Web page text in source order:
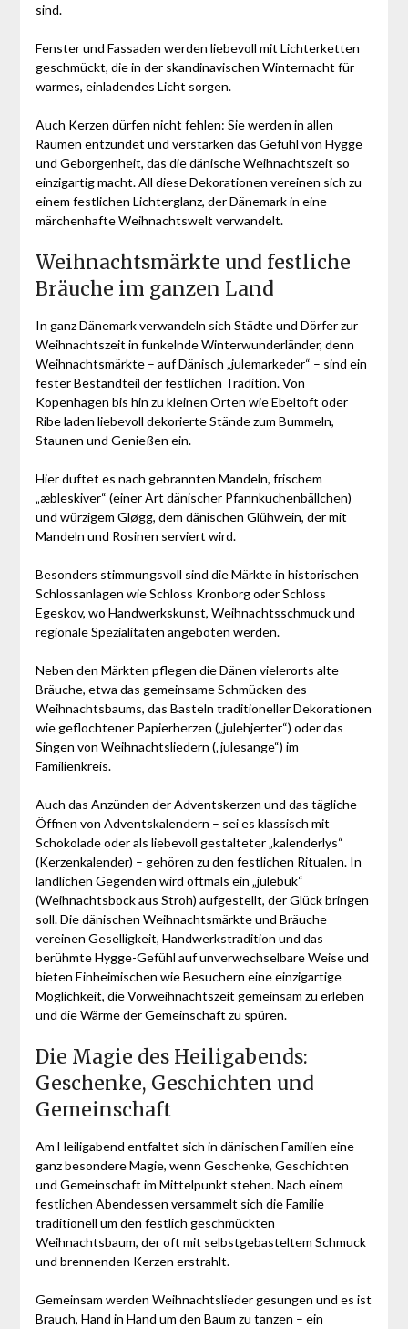
sind.
Fenster und Fassaden werden liebevoll mit Lichterketten
geschmückt, die in der skandinavischen Winternacht für
warmes, einladendes Licht sorgen.
Auch Kerzen dürfen nicht fehlen: Sie werden in allen
Räumen entzündet und verstärken das Gefühl von Hygge
und Geborgenheit, das die dänische Weihnachtszeit so
einzigartig macht. All diese Dekorationen vereinen sich zu
einem festlichen Lichterglanz, der Dänemark in eine
märchenhafte Weihnachtswelt verwandelt.
Weihnachtsmärkte und festliche
Bräuche im ganzen Land
In ganz Dänemark verwandeln sich Städte und Dörfer zur
Weihnachtszeit in funkelnde Winterwunderländer, denn
Weihnachtsmärkte – auf Dänisch „julemarkeder“ – sind ein
fester Bestandteil der festlichen Tradition. Von
Kopenhagen bis hin zu kleinen Orten wie Ebeltoft oder
Ribe laden liebevoll dekorierte Stände zum Bummeln,
Staunen und Genießen ein.
Hier duftet es nach gebrannten Mandeln, frischem
„æbleskiver“ (einer Art dänischer Pfannkuchenbällchen)
und würzigem Gløgg, dem dänischen Glühwein, der mit
Mandeln und Rosinen serviert wird.
Besonders stimmungsvoll sind die Märkte in historischen
Schlossanlagen wie Schloss Kronborg oder Schloss
Egeskov, wo Handwerkskunst, Weihnachtsschmuck und
regionale Spezialitäten angeboten werden.
Neben den Märkten pflegen die Dänen vielerorts alte
Bräuche, etwa das gemeinsame Schmücken des
Weihnachtsbaums, das Basteln traditioneller Dekorationen
wie geflochtener Papierherzen („julehjerter“) oder das
Singen von Weihnachtsliedern („julesange“) im
Familienkreis.
Auch das Anzünden der Adventskerzen und das tägliche
Öffnen von Adventskalendern – sei es klassisch mit
Schokolade oder als liebevoll gestalteter „kalenderlys“
(Kerzenkalender) – gehören zu den festlichen Ritualen. In
ländlichen Gegenden wird oftmals ein „julebuk“
(Weihnachtsbock aus Stroh) aufgestellt, der Glück bringen
soll. Die dänischen Weihnachtsmärkte und Bräuche
vereinen Geselligkeit, Handwerkstradition und das
berühmte Hygge-Gefühl auf unverwechselbare Weise und
bieten Einheimischen wie Besuchern eine einzigartige
Möglichkeit, die Vorweihnachtszeit gemeinsam zu erleben
und die Wärme der Gemeinschaft zu spüren.
Die Magie des Heiligabends:
Geschenke, Geschichten und
Gemeinschaft
Am Heiligabend entfaltet sich in dänischen Familien eine
ganz besondere Magie, wenn Geschenke, Geschichten
und Gemeinschaft im Mittelpunkt stehen. Nach einem
festlichen Abendessen versammelt sich die Familie
traditionell um den festlich geschmückten
Weihnachtsbaum, der oft mit selbstgebasteltem Schmuck
und brennenden Kerzen erstrahlt.
Gemeinsam werden Weihnachtslieder gesungen und es ist
Brauch, Hand in Hand um den Baum zu tanzen – ein